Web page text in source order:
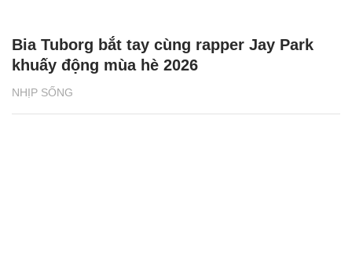
NHỊP SỐNG
Bia Tuborg bắt tay cùng rapper Jay Park
khuấy động mùa hè 2026